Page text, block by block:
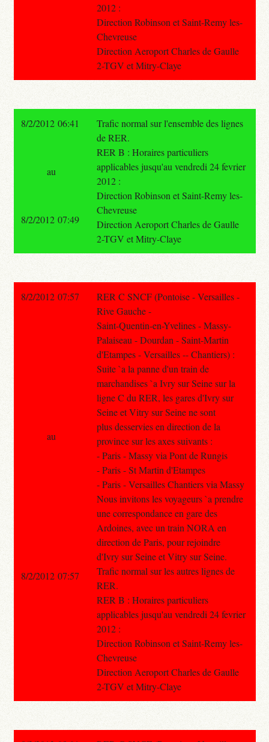
2012 :
Direction Robinson et Saint-Remy les-
Chevreuse
Direction Aeroport Charles de Gaulle
2-TGV et Mitry-Claye
8/2/2012 06:41
Trafic normal sur l'ensemble des lignes
de RER.
RER B : Horaires particuliers
applicables jusqu'au vendredi 24 fevrier
2012 :
Direction Robinson et Saint-Remy les-
Chevreuse
Direction Aeroport Charles de Gaulle
2-TGV et Mitry-Claye
au
8/2/2012 07:49
8/2/2012 07:57
RER C SNCF (Pontoise - Versailles -
Rive Gauche -
Saint-Quentin-en-Yvelines - Massy-
Palaiseau - Dourdan - Saint-Martin
d'Etampes - Versailles -- Chantiers) :
Suite `a la panne d'un train de
marchandises `a Ivry sur Seine sur la
ligne C du RER, les gares d'Ivry sur
Seine et Vitry sur Seine ne sont
plus desservies en direction de la
province sur les axes suivants :
- Paris - Massy via Pont de Rungis
- Paris - St Martin d'Etampes
- Paris - Versailles Chantiers via Massy
Nous invitons les voyageurs `a prendre
une correspondance en gare des
Ardoines, avec un train NORA en
direction de Paris, pour rejoindre
d'Ivry sur Seine et Vitry sur Seine.
Trafic normal sur les autres lignes de
RER.
RER B : Horaires particuliers
applicables jusqu'au vendredi 24 fevrier
2012 :
Direction Robinson et Saint-Remy les-
Chevreuse
Direction Aeroport Charles de Gaulle
2-TGV et Mitry-Claye
au
8/2/2012 07:57